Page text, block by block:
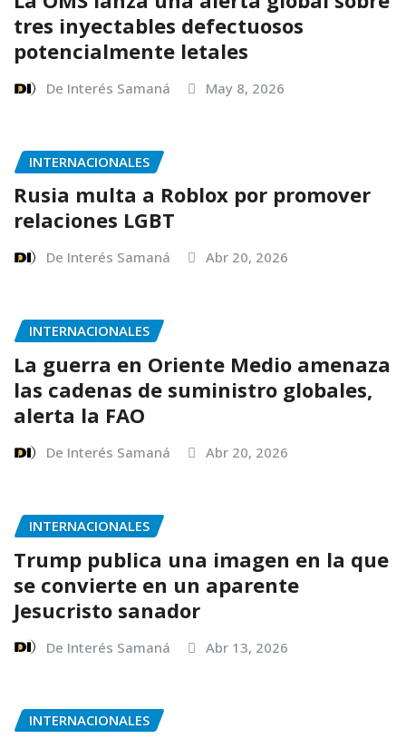
tres inyectables defectuosos
potencialmente letales
De Interés Samaná May 8, 2026
INTERNACIONALES
Rusia multa a Roblox por promover
relaciones LGBT
De Interés Samaná Abr 20, 2026
INTERNACIONALES
La guerra en Oriente Medio amenaza
las cadenas de suministro globales,
alerta la FAO
De Interés Samaná Abr 20, 2026
INTERNACIONALES
Trump publica una imagen en la que
se convierte en un aparente
Jesucristo sanador
De Interés Samaná Abr 13, 2026
INTERNACIONALES